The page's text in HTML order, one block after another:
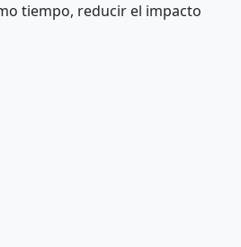
tiempo, reducir el impacto